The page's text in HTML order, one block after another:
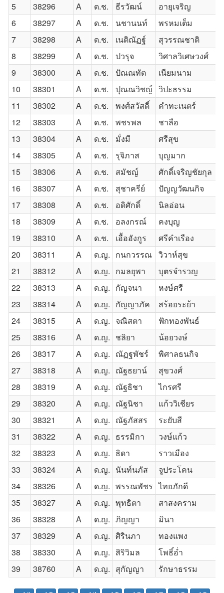
5
38296 A ด.ช. ธีรวัฒน์
อายุเจริญ
6
38297 A ด.ช. นชานนท์
พรหมเต็ม
7
38298 A ด.ช. เนติณัฏฐ์
สุวรรณชาติ
8
38299 A ด.ช. ปวรุจ
วิศาลวิเศษวงศ์
9
38300 A ด.ช. ปัณณทัต
เนียมนาม
10
38301 A ด.ช. ปุณณวิชญ์ วิปะธรรม
11
38302 A ด.ช. พงศ์สวัสดิ์
คำทะเนตร์
12
38303 A ด.ช. พชรพล
ชาลือ
13
38304 A ด.ช. มั่งมี
ศรีสุข
14
38305 A ด.ช. รุจิภาส
บุญมาก
15
38306 A ด.ช. สมัชญ์
ศักดิ์เจริญชัยกุล
16
38307 A ด.ช. สุชาครีย์
ปัญญวัฒนกิจ
17
38308 A ด.ช. อดิศักดิ์
นิลอ่อน
18
38309 A ด.ช. อลงกรณ์
คงบุญ
19
38310 A ด.ช. เอื้ออังกูร
ศรีคำเรือง
20
38311 A ด.ญ. กนกวรรณ วิวาห์สุข
21
38312 A ด.ญ. กมลยุพา
บุตรจำรวญ
22
38313 A ด.ญ. กัญจนา
หงษ์ศรี
23
38314 A ด.ญ. กัญญาภัค
สร้อยระย้า
24
38315 A ด.ญ. จณิสตา
ฟักทองพันธ์
25
38316 A ด.ญ. ชลิยา
น้อยวงษ์
26
38317 A ด.ญ. ณัฏฐพัชร์
พิศาลธนกิจ
27
38318 A ด.ญ. ณัฐธยาน์
สุขวงศ์
28
38319 A ด.ญ. ณัฐธิชา
ไกรศรี
29
38320 A ด.ญ. ณัฐนิชา
แก้ววิเชียร
30
38321 A ด.ญ. ณัฐภัสสร
ระยับสี
31
38322 A ด.ญ. ธรรมิกา
วงษ์แก้ว
32
38323 A ด.ญ. ธิดา
ราวเมือง
33
38324 A ด.ญ. นันท์นภัส
จูประโคน
34
38326 A ด.ญ. พรรณพัชร ไทยภักดี
35
38327 A ด.ญ. พุทธิตา
สาสงคราม
36
38328 A ด.ญ. ภิญญา
มินา
37
38329 A ด.ญ. ศิรินภา
ทองแพง
38
38330 A ด.ญ. สิริวิมล
โพธิ์อ่ำ
39
38760 A ด.ญ. สุกัญญา รักษาธรรม